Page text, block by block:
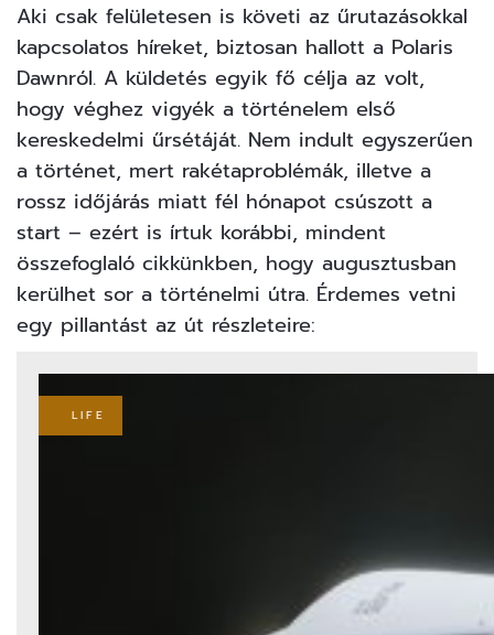
Aki csak felületesen is követi az űrutazásokkal
kapcsolatos híreket, biztosan hallott a Polaris
Dawnról. A küldetés egyik fő célja az volt,
hogy véghez vigyék a történelem első
kereskedelmi űrsétáját. Nem indult egyszerűen
a történet, mert rakétaproblémák, illetve a
rossz időjárás miatt fél hónapot csúszott a
start – ezért is írtuk korábbi, mindent
összefoglaló cikkünkben, hogy augusztusban
kerülhet sor a történelmi útra. Érdemes vetni
egy pillantást az út részleteire:
LIFE